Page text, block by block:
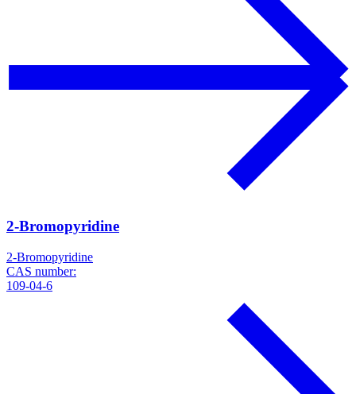
2-Bromopyridine
2-Bromopyridine
CAS number:
109-04-6